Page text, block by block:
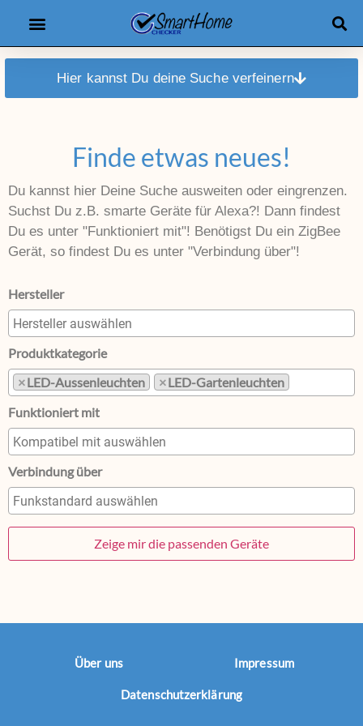
Hier kannst Du deine Suche verfeinern
Finde etwas neues!
Du kannst hier Deine Suche ausweiten oder eingrenzen.
Suchst Du z.B. smarte Geräte für Alexa?! Dann findest
Du es unter "Funktioniert mit"! Benötigst Du ein ZigBee
Gerät, so findest Du es unter "Verbindung über"!
Hersteller
Produktkategorie
×LED-Aussenleuchten ×LED-Gartenleuchten
Funktioniert mit
Verbindung über
Über uns Impressum
Datenschutzerklärung